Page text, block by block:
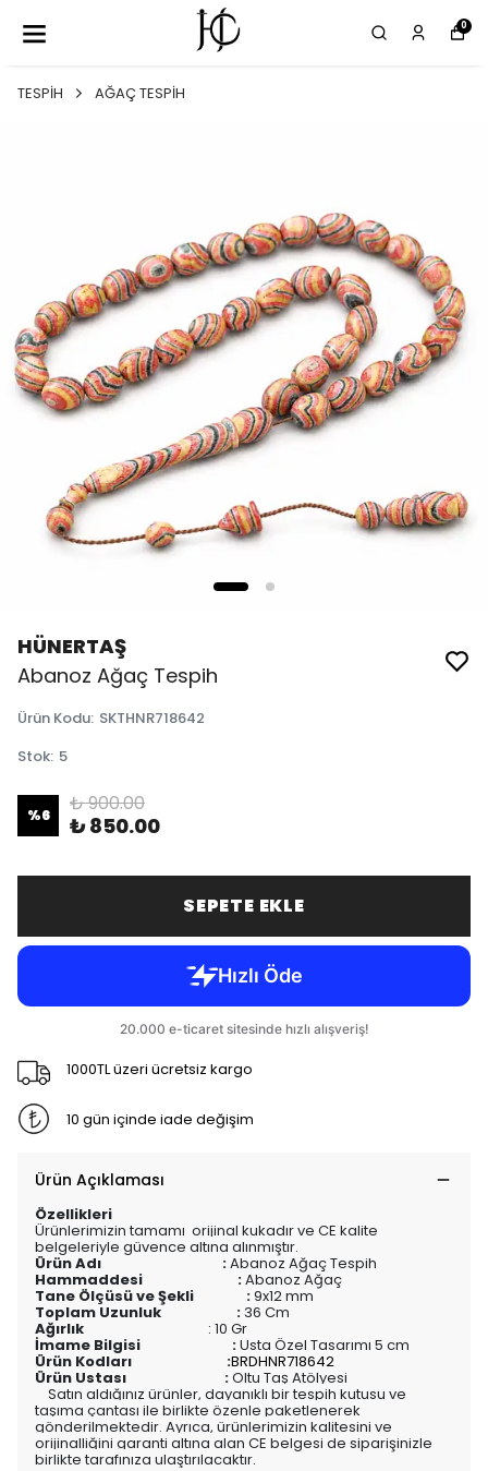
0
TESPİH AĞAÇ TESPİH
HÜNERTAŞ
Abanoz Ağaç Tespih
Ürün Kodu: SKTHNR718642
Stok: 5
%6 ₺ 900.00
₺ 850.00
SEPETE EKLE
1000TL üzeri ücretsiz kargo
10 gün içinde iade değişim
Ürün Açıklaması
Özellikleri
Ürünlerimizin tamamı orijinal kukadır ve CE kalite
belgeleriyle güvence altına alınmıştır.
Ürün Adı :Abanoz Ağaç Tespih
Hammaddesi :Abanoz Ağaç
Tane Ölçüsü ve Şekli :9x12 mm
Toplam Uzunluk :36 Cm
Ağırlık : 10 Gr
İmame Bilgisi :Usta Özel Tasarımı 5 cm
Ürün Kodları :BRDHNR718642
Ürün Ustası :Oltu Taş Atölyesi
Satın aldığınız ürünler, dayanıklı bir tespih kutusu ve
taşıma çantası ile birlikte özenle paketlenerek
gönderilmektedir. Ayrıca, ürünlerimizin kalitesini ve
orijinalliğini garanti altına alan CE belgesi de siparişinizle
birlikte tarafınıza ulaştırılacaktır.